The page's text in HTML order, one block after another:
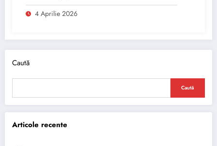
4 Aprilie 2026
Caută
Caută
Articole recente